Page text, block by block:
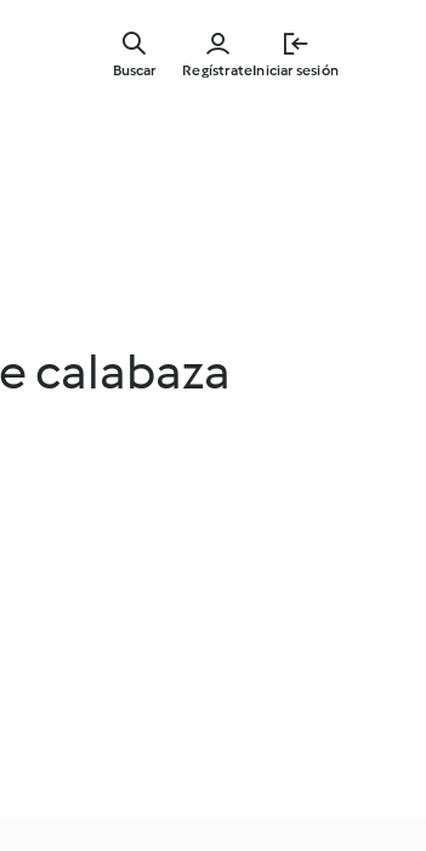
RegístrateIniciar sesión
Buscar
calabaza